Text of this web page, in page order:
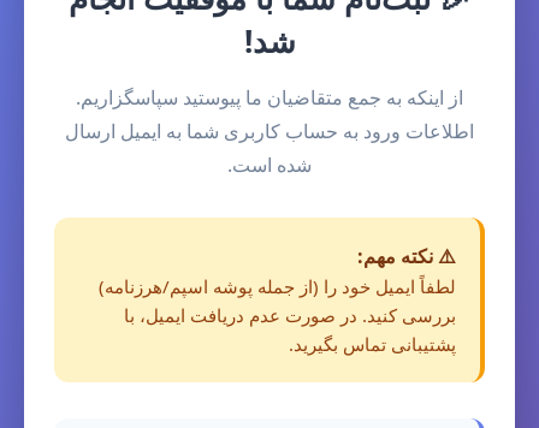
شد!
از اینکه به جمع متقاضیان ما پیوستید سپاسگزاریم.
اطلاعات ورود به حساب کاربری شما به ایمیل ارسال
شده است.
⚠️ نکته مهم:
لطفاً ایمیل خود را (از جمله پوشه اسپم/هرزنامه)
بررسی کنید. در صورت عدم دریافت ایمیل، با
پشتیبانی تماس بگیرید.